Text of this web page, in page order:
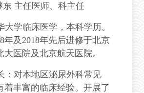
东 主任医师、科主任
大学临床医学，本科学历。
年及2018年先后进修于北京
医院及北京航天医院。
：对本地区泌尿外科常见
着丰富的临床经验。开展了